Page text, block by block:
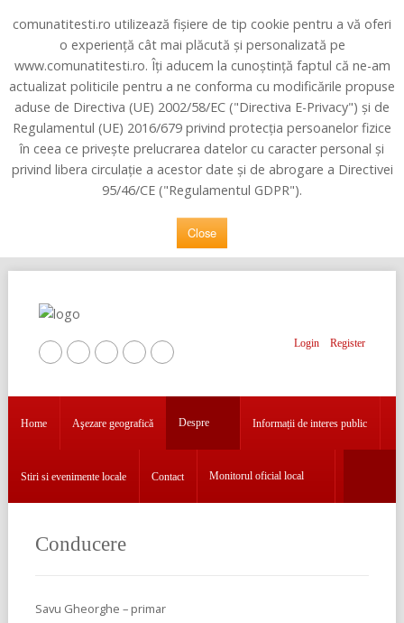
comunatitesti.ro utilizează fișiere de tip cookie pentru a vă oferi
o experiență cât mai plăcută și personalizată pe
www.comunatitesti.ro. Îți aducem la cunoștință faptul că ne-am
actualizat politicile pentru a ne conforma cu modificările propuse
aduse de Directiva (UE) 2002/58/EC ("Directiva E-Privacy") şi de
Regulamentul (UE) 2016/679 privind protecţia persoanelor fizice
în ceea ce priveşte prelucrarea datelor cu caracter personal şi
privind libera circulaţie a acestor date şi de abrogare a Directivei
95/46/CE ("Regulamentul GDPR").
Close
Home
geografică
Informații
interes
public
Register
Login
Home Aşezare geografică Despre Informații de interes public
Stiri si evenimente locale Contact Monitorul oficial local
Conducere
Savu Gheorghe – primar